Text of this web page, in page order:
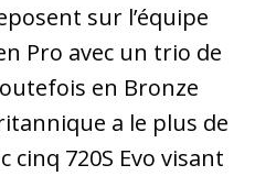
sur l’équipe
Pro avec un trio de
en Bronze
a le plus de
cinq 720S Evo visant